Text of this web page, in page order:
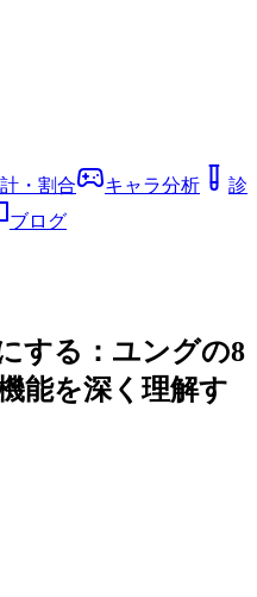
・割合 キャラ分析
診
ブログ
する：ユングの8
能を深く理解す